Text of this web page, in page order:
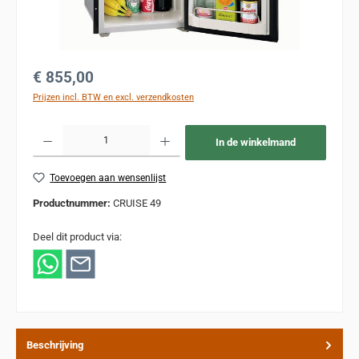
Normale prijs:
€ 855,00
Prijzen incl. BTW en excl. verzendkosten
In de winkelmand
Toevoegen aan wensenlijst
Productnummer: CRUISE 49
Deel dit product via:
Beschrijving